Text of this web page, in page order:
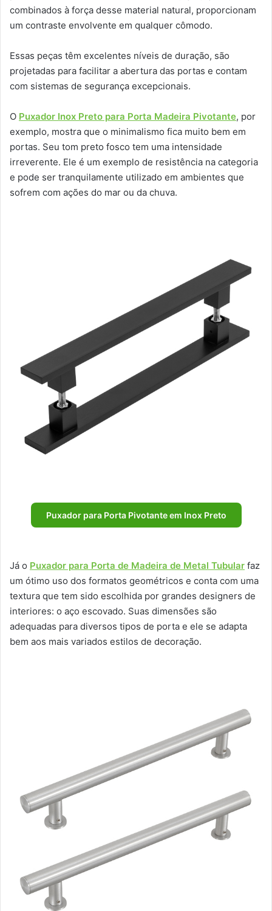
combinados à força desse material natural, proporcionam
um contraste envolvente em qualquer cômodo.
Essas peças têm excelentes níveis de duração, são
projetadas para facilitar a abertura das portas e contam
com sistemas de segurança excepcionais.
O Puxador Inox Preto para Porta Madeira Pivotante, por
exemplo, mostra que o minimalismo fica muito bem em
portas. Seu tom preto fosco tem uma intensidade
irreverente. Ele é um exemplo de resistência na categoria
e pode ser tranquilamente utilizado em ambientes que
sofrem com ações do mar ou da chuva.
Puxador para Porta Pivotante em Inox Preto
Já o Puxador para Porta de Madeira de Metal Tubular faz
um ótimo uso dos formatos geométricos e conta com uma
textura que tem sido escolhida por grandes designers de
interiores: o aço escovado. Suas dimensões são
adequadas para diversos tipos de porta e ele se adapta
bem aos mais variados estilos de decoração.